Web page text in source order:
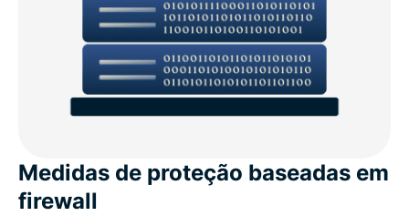
Medidas de proteção baseadas em
firewall